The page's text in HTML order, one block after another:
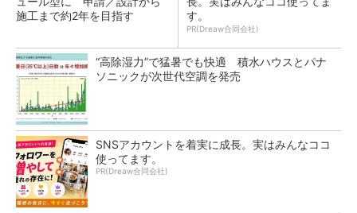
施工まで約2年を目指す
す。
PR(Dreaw合同会社)
“高除湿力”で猛暑でも快適 積水ハウスとパナ
ソニックが次世代空調を発売
SNSアカウントを着実に成長。実はみんなココ
使ってます。
PR(Dreaw合同会社)